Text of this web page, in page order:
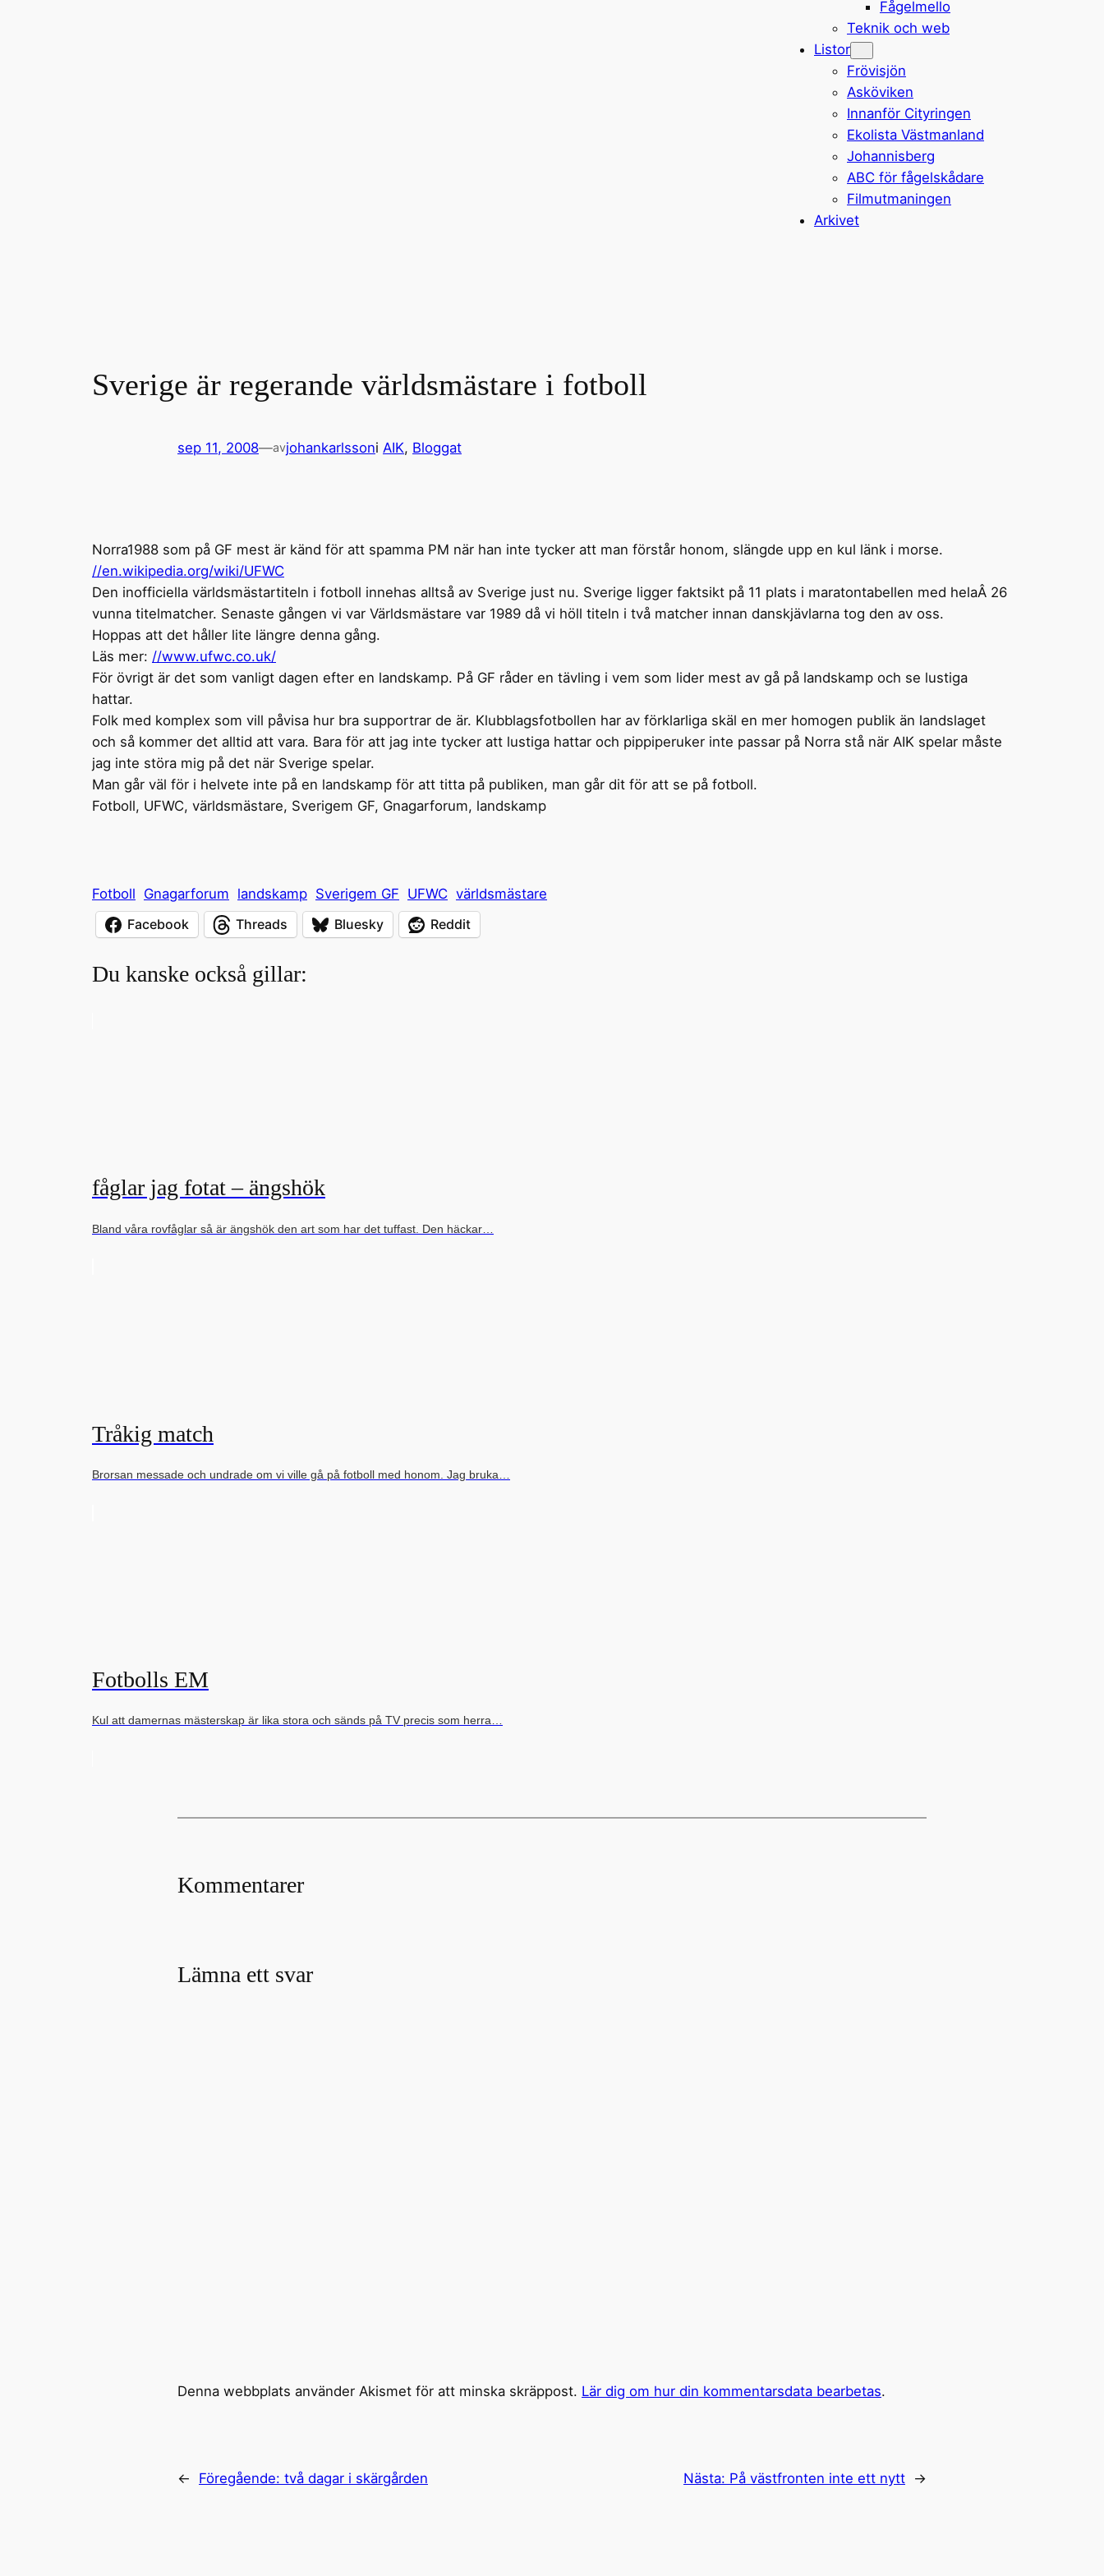
Fågelmello
Teknik och web
Listor
Frövisjön
Asköviken
Innanför Cityringen
Ekolista Västmanland
Johannisberg
ABC för fågelskådare
Filmutmaningen
Arkivet
Sverige är regerande världsmästare i fotboll
sep 11, 2008—avjohankarlssoni AIK, Bloggat
Norra1988 som på GF mest är känd för att spamma PM när han inte tycker att man förstår honom, slängde upp en kul länk i morse.
//en.wikipedia.org/wiki/UFWC
Den inofficiella världsmästartiteln i fotboll innehas alltså av Sverige just nu. Sverige ligger faktsikt på 11 plats i maratontabellen med helaÂ 26
vunna titelmatcher. Senaste gången vi var Världsmästare var 1989 då vi höll titeln i två matcher innan danskjävlarna tog den av oss.
Hoppas att det håller lite längre denna gång.
Läs mer: //www.ufwc.co.uk/
För övrigt är det som vanligt dagen efter en landskamp. På GF råder en tävling i vem som lider mest av gå på landskamp och se lustiga
hattar.
Folk med komplex som vill påvisa hur bra supportrar de är. Klubblagsfotbollen har av förklarliga skäl en mer homogen publik än landslaget
och så kommer det alltid att vara. Bara för att jag inte tycker att lustiga hattar och pippiperuker inte passar på Norra stå när AIK spelar måste
jag inte störa mig på det när Sverige spelar.
Man går väl för i helvete inte på en landskamp för att titta på publiken, man går dit för att se på fotboll.
Fotboll, UFWC, världsmästare, Sverigem GF, Gnagarforum, landskamp
Fotboll Gnagarforum landskamp Sverigem GF UFWC världsmästare
Facebook
Threads Bluesky Reddit
Du kanske också gillar:
fåglar jag fotat – ängshök
Bland våra rovfåglar så är ängshök den art som har det tuffast. Den häckar…
Tråkig match
Brorsan messade och undrade om vi ville gå på fotboll med honom. Jag bruka…
Fotbolls EM
Kul att damernas mästerskap är lika stora och sänds på TV precis som herra…
Kommentarer
Lämna ett svar
Denna webbplats använder Akismet för att minska skräppost. Lär dig om hur din kommentarsdata bearbetas.
← Föregående: två dagar i skärgården Nästa: På västfronten inte ett nytt →